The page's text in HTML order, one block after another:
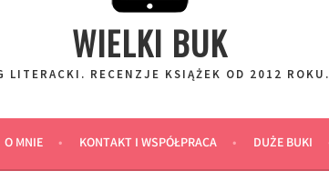
WIELKI BUK
LITERACKI. RECENZJE KSIĄŻEK OD 2012 ROKU.
O MNIE KONTAKT I WSPÓŁPRACA DUŻE BUKI